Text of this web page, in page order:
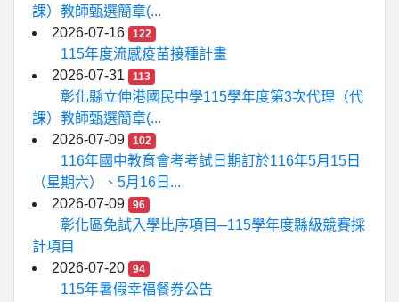
課）教師甄選簡章(...
2026-07-16
122
115年度流感疫苗接種計畫
2026-07-31
113
彰化縣立伸港國民中學115學年度第3次代理（代
課）教師甄選簡章(...
2026-07-09
102
116年國中教育會考考試日期訂於116年5月15日
（星期六）、5月16日...
2026-07-09
96
彰化區免試入學比序項目─115學年度縣級競賽採
計項目
2026-07-20
94
115年暑假幸福餐券公告